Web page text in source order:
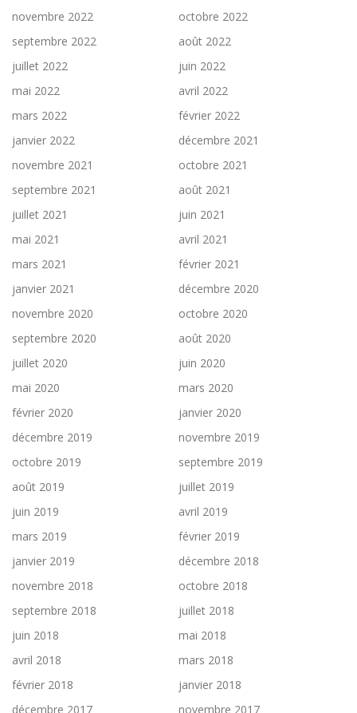
novembre 2022
octobre 2022
septembre 2022
août 2022
juillet 2022
juin 2022
mai 2022
avril 2022
mars 2022
février 2022
janvier 2022
décembre 2021
novembre 2021
octobre 2021
septembre 2021
août 2021
juillet 2021
juin 2021
mai 2021
avril 2021
mars 2021
février 2021
janvier 2021
décembre 2020
novembre 2020
octobre 2020
septembre 2020
août 2020
juillet 2020
juin 2020
mai 2020
mars 2020
février 2020
janvier 2020
décembre 2019
novembre 2019
octobre 2019
septembre 2019
août 2019
juillet 2019
juin 2019
avril 2019
mars 2019
février 2019
janvier 2019
décembre 2018
novembre 2018
octobre 2018
septembre 2018
juillet 2018
juin 2018
mai 2018
avril 2018
mars 2018
février 2018
janvier 2018
décembre 2017
novembre 2017